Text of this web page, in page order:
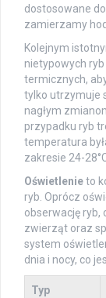
dostosowane
zamierzamy
Kolejnym
nietypowych
termicznych,
tylko utrzymuje
nagłym
przypadku ryb
temperatura
zakresie 24-
Oświetlenieto
ryb. Oprócz
obserwację ryb,
zwierząt oraz
system
dnia i nocy, co
Typ